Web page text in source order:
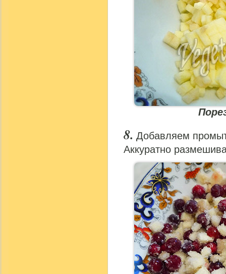
Добавляем
Аккуратно